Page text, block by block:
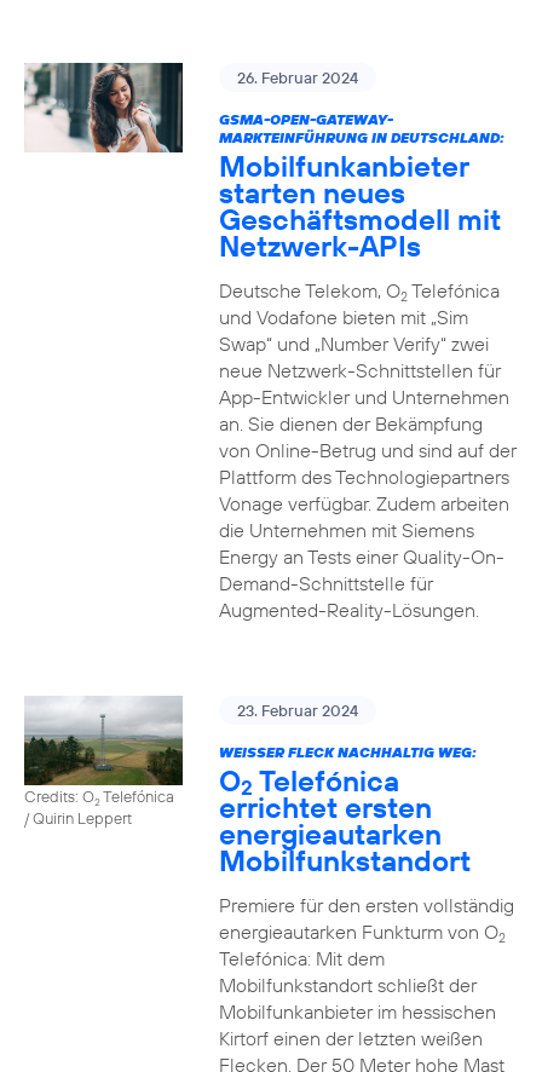
26. Februar 2024
GSMA-OPEN-GATEWAY-
MARKTEINFÜHRUNG IN DEUTSCHLAND:
Mobilfunkanbieter
starten neues
Geschäftsmodell mit
Netzwerk-APIs
Deutsche Telekom, O2Telefónica
und Vodafone bieten mit „Sim
Swap“ und „Number Verify“ zwei
neue Netzwerk-Schnittstellen für
App-Entwickler und Unternehmen
an. Sie dienen der Bekämpfung
von Online-Betrug und sind auf der
Plattform des Technologiepartners
Vonage verfügbar. Zudem arbeiten
die Unternehmen mit Siemens
Energy an Tests einer Quality-On-
Demand-Schnittstelle für
Augmented-Reality-Lösungen.
Credits: O2Telefónica
/ Quirin Leppert
23. Februar 2024
WEISSER FLECK NACHHALTIG WEG:
O2 Telefónica
errichtet ersten
energieautarken
Mobilfunkstandort
Premiere für den ersten vollständig
energieautarken Funkturm von O2
Telefónica: Mit dem
Mobilfunkstandort schließt der
Mobilfunkanbieter im hessischen
Kirtorf einen der letzten weißen
Flecken. Der 50 Meter hohe Mast